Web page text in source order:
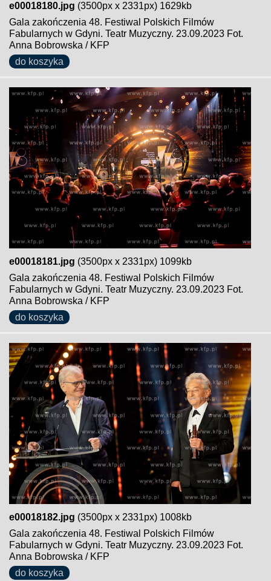
e00018180.jpg (3500px x 2331px) 1629kb
Gala zakończenia 48. Festiwal Polskich Filmów
Fabularnych w Gdyni. Teatr Muzyczny. 23.09.2023 Fot.
Anna Bobrowska / KFP
do koszyka
e00018181.jpg (3500px x 2331px) 1099kb
Gala zakończenia 48. Festiwal Polskich Filmów
Fabularnych w Gdyni. Teatr Muzyczny. 23.09.2023 Fot.
Anna Bobrowska / KFP
do koszyka
e00018182.jpg (3500px x 2331px) 1008kb
Gala zakończenia 48. Festiwal Polskich Filmów
Fabularnych w Gdyni. Teatr Muzyczny. 23.09.2023 Fot.
Anna Bobrowska / KFP
do koszyka